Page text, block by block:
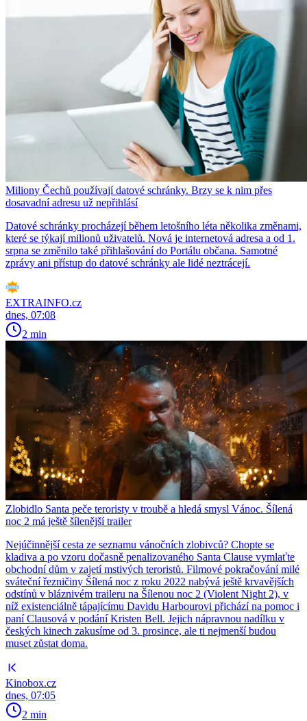
Miliony Čechů používají datové schránky. Brzy se k nim přes
dosavadní adresu už nepřihlásí
Datové schránky procházejí během letošního léta několika změnami,
které se týkají milionů uživatelů. Nová je internetová adresa a od 1.
srpna se změnilo také přihlašování do Portálu občana. Samotné
zprávy ani přístup do datové schránky ale lidé neztrácejí.
EXTRAINFO.cz
dnes, 07:08
2 min
Zlobidlo Santa peče teroristy v troubě a hledá smysl Vánoc. Šílená
noc 2 má ještě šílenější trailer
Nejúčinnější cesta ze seznamu vánočních zlobivců? Chopte se
kladiva a po vzoru dočasně penalizovaného Santa Clause vymlaťte
obchodní dům v zajetí mstivých teroristů. Filmové pokračování milé
sváteční řezničiny Šílená noc z roku 2022 nabývá ještě krvavějších
odstínů v bláznivém traileru na Šílenou noc 2 (Violent Night 2), v
níž existenciálně tápajícímu Davidu Harbourovi přichází na pomoc i
paní Clausová v podání Kristen Bell. Jejich nápravnou nadílku v
českých kinech zakusíme od 3. prosince, ale ti nejmenší budou
muset zůstat doma.
Kinobox.cz
dnes, 07:05
2 min